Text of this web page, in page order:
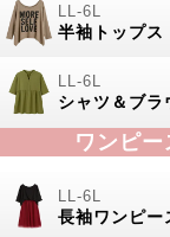
半袖トップス
シャツ＆ブラ
ワンピ
長袖ワンピー